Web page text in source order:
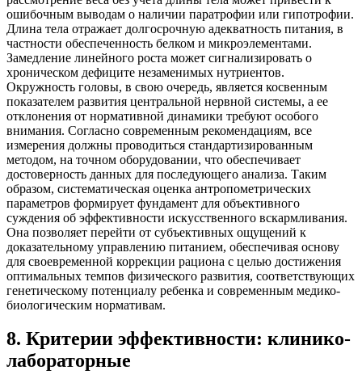
ошибочным выводам о наличии паратрофии или гипотрофии.
Длина тела отражает долгосрочную адекватность питания, в
частности обеспеченность белком и микроэлементами.
Замедление линейного роста может сигнализировать о
хроническом дефиците незаменимых нутриентов.
Окружность головы, в свою очередь, является косвенным
показателем развития центральной нервной системы, а ее
отклонения от нормативной динамики требуют особого
внимания. Согласно современным рекомендациям, все
измерения должны проводиться стандартизированным
методом, на точном оборудовании, что обеспечивает
достоверность данных для последующего анализа. Таким
образом, систематическая оценка антропометрических
параметров формирует фундамент для объективного
суждения об эффективности искусственного вскармливания.
Она позволяет перейти от субъективных ощущений к
доказательному управлению питанием, обеспечивая основу
для своевременной коррекции рациона с целью достижения
оптимальных темпов физического развития, соответствующих
генетическому потенциалу ребенка и современным медико-
биологическим нормативам.
8. Критерии эффективности: клинико-
лабораторные